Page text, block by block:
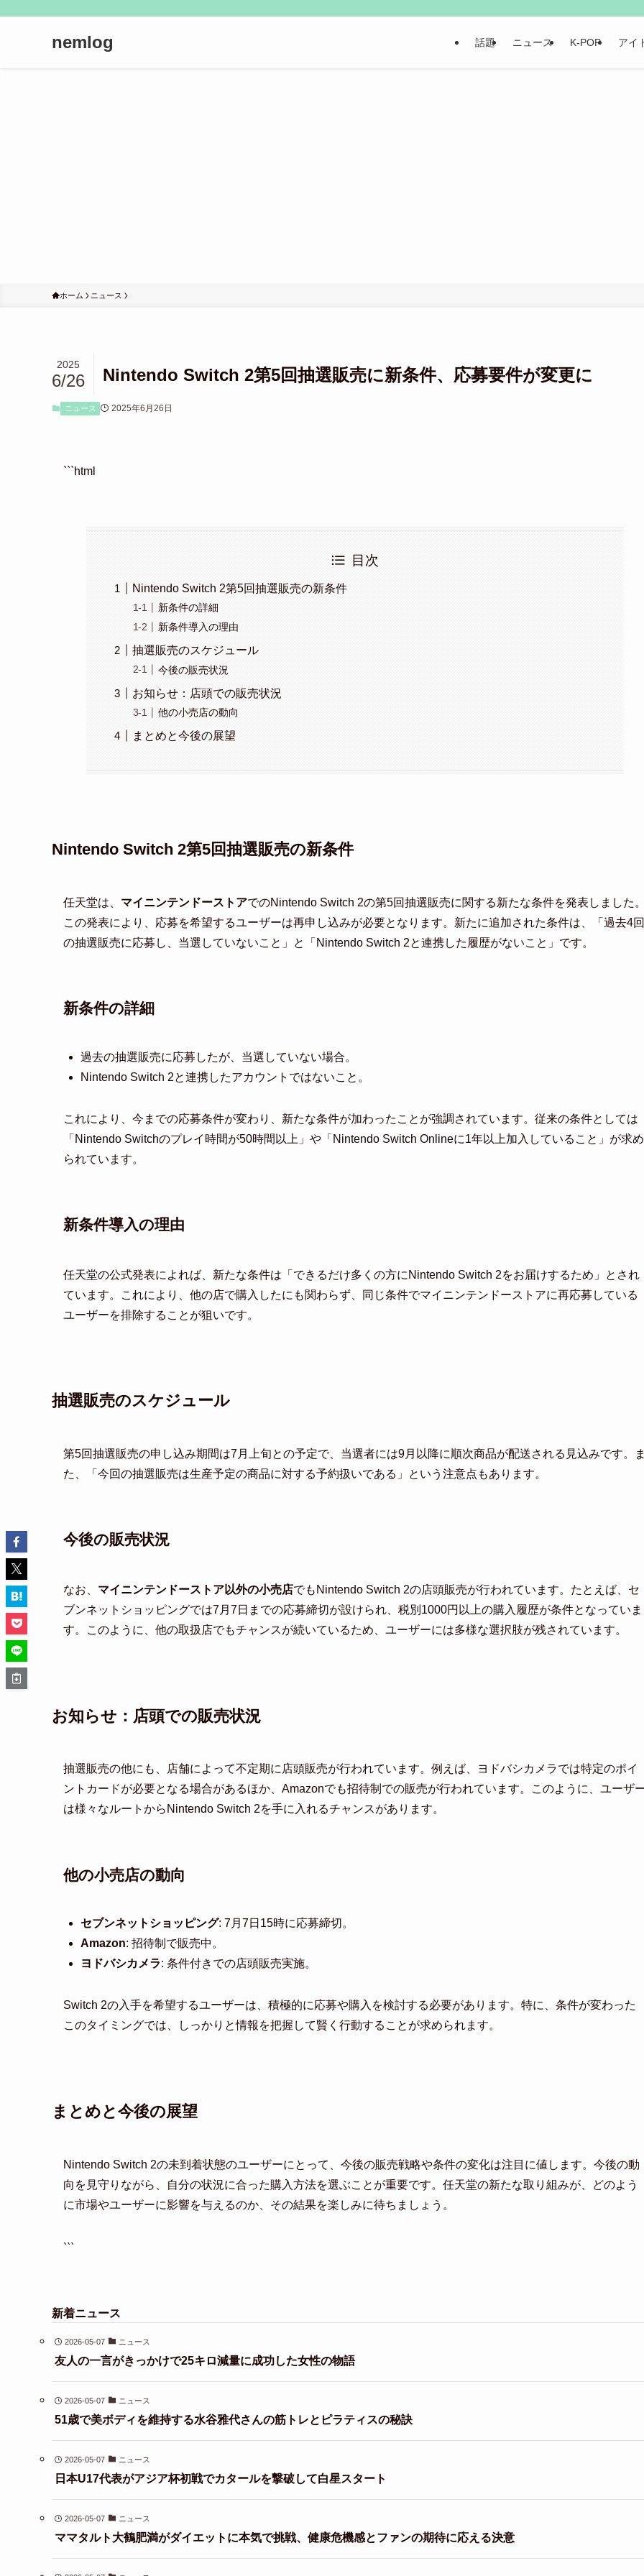
nemlog 話題 ニュース K-POP アイ
ホーム ニュース
Nintendo Switch 2第5回抽選販売に新条件、応募要件が変更に
2025
6/26
ニュース 2025年6月26日
```html
目次
Nintendo Switch 2第5回抽選販売の新条件
新条件の詳細
新条件導入の理由
抽選販売のスケジュール
今後の販売状況
お知らせ：店頭での販売状況
他の小売店の動向
まとめと今後の展望
Nintendo Switch 2第5回抽選販売の新条件
任天堂は、 マイニンテンドーストアでのNintendo Switch 2の第5回抽選販売に関する新たな条件を発表しました
この発表により、応募を希望するユーザーは再申し込みが必要となります。新たに追加された条件は、「過去4回
の抽選販売に応募し、当選していないこと」と「Nintendo Switch 2と連携した履歴がないこと」です。
新条件の詳細
過去の抽選販売に応募したが、当選していない場合。
Nintendo Switch 2と連携したアカウントではないこと。
これにより、今までの応募条件が変わり、新たな条件が加わったことが強調されています。従来の条件としては
「Nintendo Switchのプレイ時間が50時間以上」や「Nintendo Switch Onlineに1年以上加入していること」が求め
られています。
新条件導入の理由
任天堂の公式発表によれば、新たな条件は「できるだけ多くの方にNintendo Switch 2をお届けするため」とされ
ています。これにより、他の店で購入したにも関わらず、同じ条件でマイニンテンドーストアに再応募している
ユーザーを排除することが狙いです。
抽選販売のスケジュール
第5回抽選販売の申し込み期間は7月上旬との予定で、当選者には9月以降に順次商品が配送される見込みです。
た、「今回の抽選販売は生産予定の商品に対する予約扱いである」という注意点もあります。
今後の販売状況
なお、 マイニンテンドーストア以外の小売店でもNintendo Switch 2の店頭販売が行われています。たとえば、セ
ブンネットショッピングでは7月7日までの応募締切が設けられ、税別1000円以上の購入履歴が条件となっていま
す。このように、他の取扱店でもチャンスが続いているため、ユーザーには多様な選択肢が残されています。
お知らせ：店頭での販売状況
抽選販売の他にも、店舗によって不定期に店頭販売が行われています。例えば、ヨドバシカメラでは特定のポイ
ントカードが必要となる場合があるほか、Amazonでも招待制での販売が行われています。このように、ユーザ
は様々なルートからNintendo Switch 2を手に入れるチャンスがあります。
他の小売店の動向
セブンネットショッピング: 7月7日15時に応募締切。
Amazon: 招待制で販売中。
ヨドバシカメラ: 条件付きでの店頭販売実施。
Switch 2の入手を希望するユーザーは、積極的に応募や購入を検討する必要があります。特に、条件が変わった
このタイミングでは、しっかりと情報を把握して賢く行動することが求められます。
まとめと今後の展望
Nintendo Switch 2の未到着状態のユーザーにとって、今後の販売戦略や条件の変化は注目に値します。今後の動
向を見守りながら、自分の状況に合った購入方法を選ぶことが重要です。任天堂の新たな取り組みが、どのよう
に市場やユーザーに影響を与えるのか、その結果を楽しみに待ちましょう。
```
新着ニュース
2026-05-07 ニュース
友人の一言がきっかけで25キロ減量に成功した女性の物語
2026-05-07 ニュース
51歳で美ボディを維持する水谷雅代さんの筋トレとピラティスの秘訣
2026-05-07 ニュース
日本U17代表がアジア杯初戦でカタールを撃破して白星スタート
2026-05-07 ニュース
ママタルト大鶴肥満がダイエットに本気で挑戦、健康危機感とファンの期待に応える決意